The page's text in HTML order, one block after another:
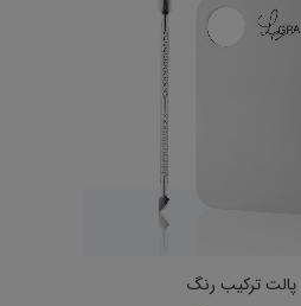
افزودن به سبد خرید
پالت ترکیب رنگ